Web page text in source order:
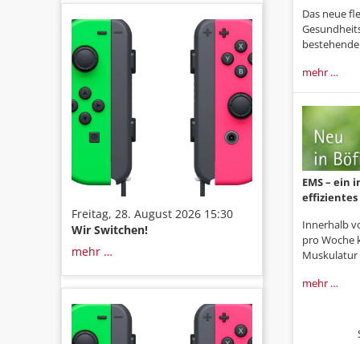
Freitag, 28. August 2026 15:30
Wir Switchen!
mehr …
Das neue
mehr …
EMS – ein
Innerhalb
pro Woche
mehr …